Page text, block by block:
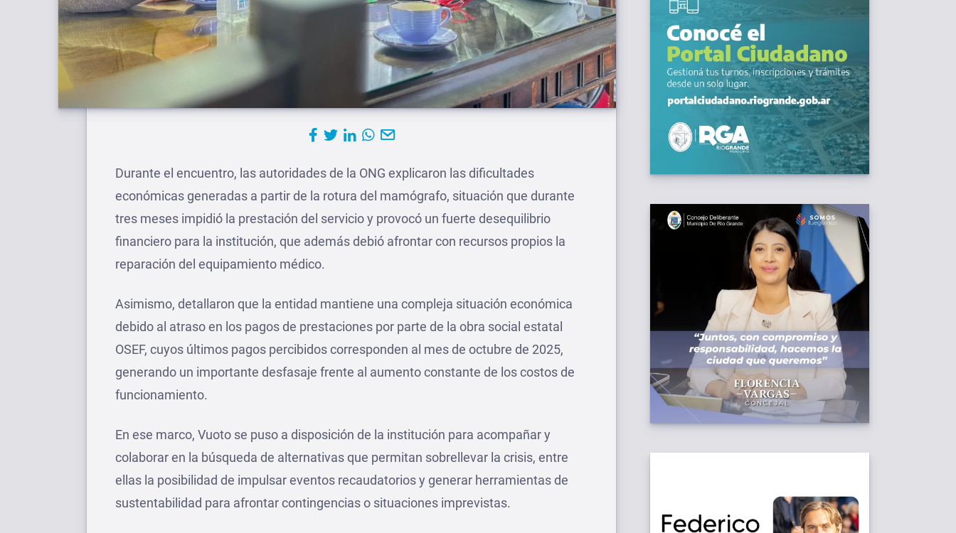
Durante el encuentro, las autoridades de la ONG explicaron las dificultades
económicas generadas a partir de la rotura del mamógrafo, situación que durante
tres meses impidió la prestación del servicio y provocó un fuerte desequilibrio
financiero para la institución, que además debió afrontar con recursos propios la
reparación del equipamiento médico.
Asimismo, detallaron que la entidad mantiene una compleja situación económica
debido al atraso en los pagos de prestaciones por parte de la obra social estatal
OSEF, cuyos últimos pagos percibidos corresponden al mes de octubre de 2025,
generando un importante desfasaje frente al aumento constante de los costos de
funcionamiento.
En ese marco, Vuoto se puso a disposición de la institución para acompañar y
colaborar en la búsqueda de alternativas que permitan sobrellevar la crisis, entre
ellas la posibilidad de impulsar eventos recaudatorios y generar herramientas de
sustentabilidad para afrontar contingencias o situaciones imprevistas.